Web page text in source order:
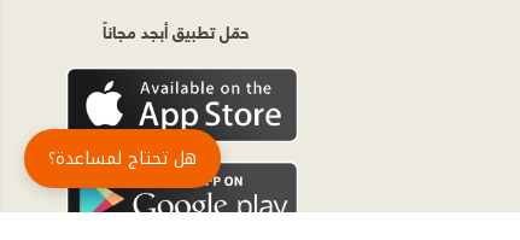
حمّل تطبيق أبجد مجاناً
هل تحتاج لمساعدة؟